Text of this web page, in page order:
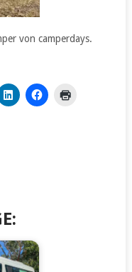
von camperdays.